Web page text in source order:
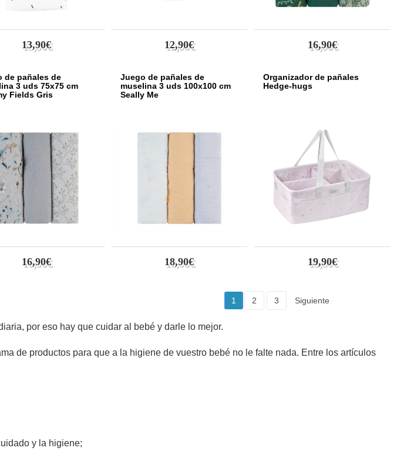
13,90€ 12,90€ 16,90€
de pañales de
3 uds 75x75 cm
Fields Gris
16,90€
Juego de pañales de
muselina 3 uds 100x100 cm
Seally Me
18,90€
Organizador de pañales
Hedge-hugs
19,90€
1 2 3 Siguiente
por eso hay que cuidar al bebé y darle lo mejor.
de productos para que a la higiene de vuestro bebé no le falte nada. Entre los artículos
y la higiene;